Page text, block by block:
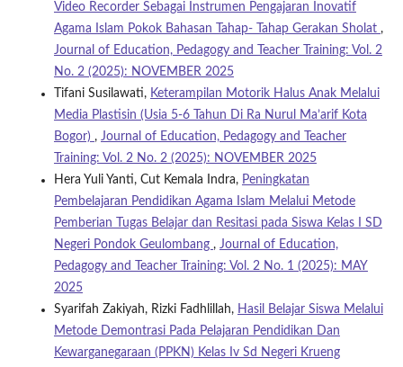
Video Recorder Sebagai Instrumen Pengajaran Inovatif
Agama Islam Pokok Bahasan Tahap- Tahap Gerakan Sholat ,
Journal of Education, Pedagogy and Teacher Training: Vol. 2
No. 2 (2025): NOVEMBER 2025
Tifani Susilawati, Keterampilan Motorik Halus Anak Melalui
Media Plastisin (Usia 5-6 Tahun Di Ra Nurul Ma’arif Kota
Bogor) , Journal of Education, Pedagogy and Teacher
Training: Vol. 2 No. 2 (2025): NOVEMBER 2025
Hera Yuli Yanti, Cut Kemala Indra, Peningkatan
Pembelajaran Pendidikan Agama Islam Melalui Metode
Pemberian Tugas Belajar dan Resitasi pada Siswa Kelas I SD
Negeri Pondok Geulombang , Journal of Education,
Pedagogy and Teacher Training: Vol. 2 No. 1 (2025): MAY
2025
Syarifah Zakiyah, Rizki Fadhlillah, Hasil Belajar Siswa Melalui
Metode Demontrasi Pada Pelajaran Pendidikan Dan
Kewarganegaraan (PPKN) Kelas Iv Sd Negeri Krueng